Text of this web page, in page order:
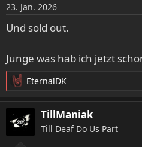
n
e
n
23. Jan. 2026
Und sold out.
Junge was hab ich jetzt
R
e
a
k
EternalDK
TillManiak
Till Deaf Do Us Part